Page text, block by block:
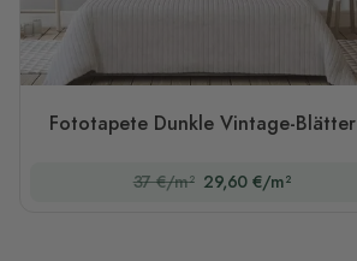
Fototapete Dunkle Vintage-Blätter
37 €/m² 29,60 €/m²